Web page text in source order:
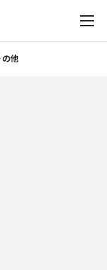
の他